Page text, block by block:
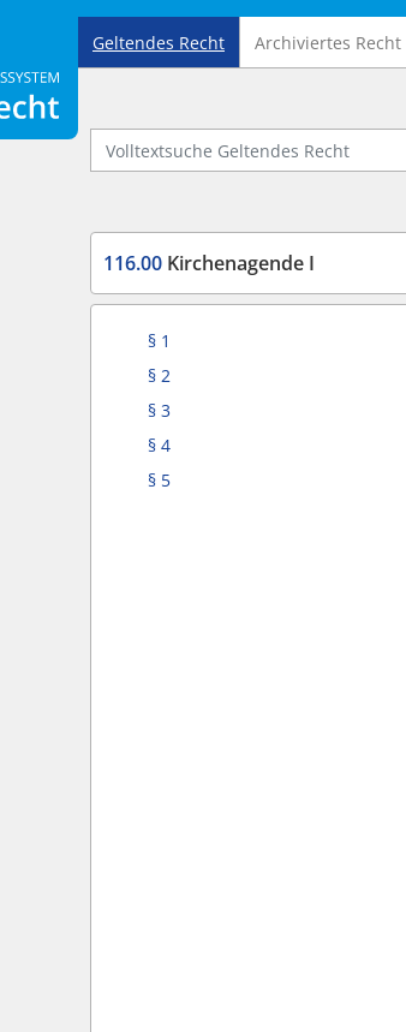
Kirchenrecht
Geltendes Recht Archiviertes Recht
Volltextsuche Geltendes Recht
116.00 Kirchenagende I
§ 1
§ 2
§ 3
§ 4
§ 5